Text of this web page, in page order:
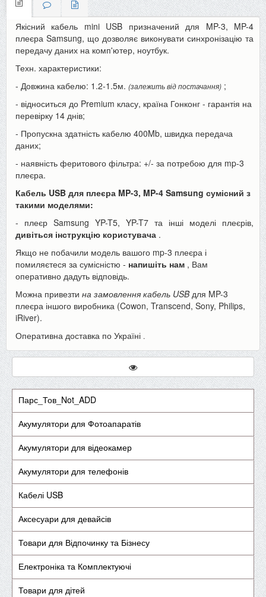
Якісний кабель mini USB призначений для MP-3, MP-4
плеєра Samsung, що дозволяє виконувати синхронізацію та
передачу даних на комп'ютер, ноутбук.
Техн. характеристики:
- Довжина кабелю: 1.2-1.5м. (залежить від постачання) ;
- відноситься до Premium класу, країна Гонконг - гарантія на
перевірку 14 днів;
- Пропускна здатність кабелю 400Mb, швидка передача
даних;
- наявність феритового фільтра: +/- за потребою для mp-3
плеєра.
Кабель USB для плеєра MP-3, MP-4 Samsung сумісний з
такими моделями:
- плеєр Samsung YP-T5, YP-T7 та інші моделі плеєрів,
дивіться інструкцію користувача .
Якщо не побачили модель вашого mp-3 плеєра і
помиляєтеся за сумісністю - напишіть нам , Вам
оперативно дадуть відповідь.
Можна привезти на замовлення кабель USBдля MP-3
плеєра іншого виробника (Cowon, Transcend, Sony, Philips,
iRiver).
Оперативна доставка по Україні .
Парс_Тов_Not_ADD
Акумулятори для Фотоапаратів
Акумулятори для відеокамер
Акумулятори для телефонів
Кабелі USB
Аксесуари для девайсів
Товари для Відпочинку та Бізнесу
Електроніка та Комплектуючі
Товари для дітей